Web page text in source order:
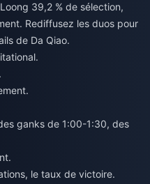
39,2 % de sélection,
Rediffusez les duos pour
de Da Qiao.
ganks de 1:00-1:30, des
le taux de victoire.